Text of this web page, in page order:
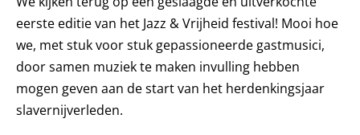
eerste editie van het Jazz & Vrijheid festival! Mooi hoe
we, met stuk voor stuk gepassioneerde gastmusici,
door samen muziek te maken invulling hebben
mogen geven aan de start van het herdenkingsjaar
slavernijverleden.